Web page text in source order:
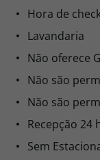
Hora de
Lavandaria
Não oferece
Não são
Não são
Recepção 24
Sem